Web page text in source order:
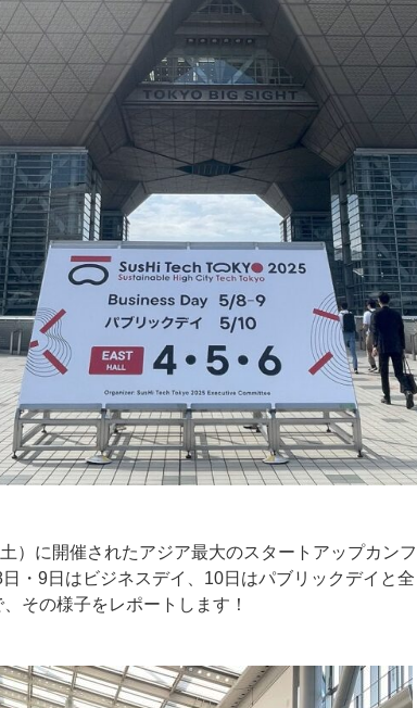
）に開催されたアジア最大のスタートアップカン
・9日はビジネスデイ、10日はパブリックデイと
その様子をレポートします！